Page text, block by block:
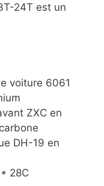
24T est un
voiture 6061
ZXC en
DH-19 en
28C